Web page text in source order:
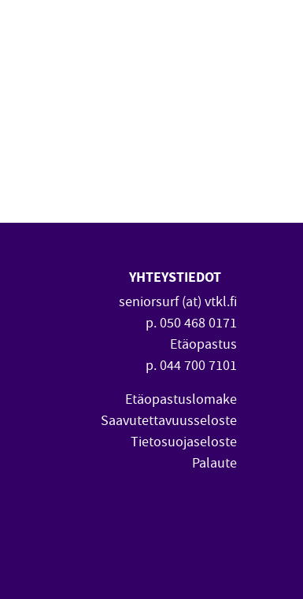
YHTEYSTIEDOT
seniorsurf (at) vtkl.fi
p. 050 468 0171
Etäopastus
p. 044 700 7101
Etäopastuslomake
Saavutettavuusseloste
Tietosuojaseloste
Palaute